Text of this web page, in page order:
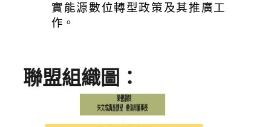
實能源數位轉型政策及其推廣工
作。
聯盟組織圖：